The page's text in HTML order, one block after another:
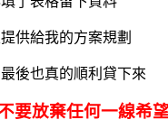
供給我的方案規劃
後也真的順利貸下來
要放棄任何一線希